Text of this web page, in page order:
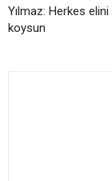
Yılmaz: Herkes elini
koysun